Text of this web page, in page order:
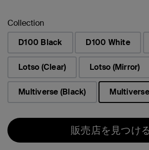
Collection
D100 Black
D100 White
Lotso (Clear) Lotso (Mirror)
Multiverse (Black)
販売店を見つけ